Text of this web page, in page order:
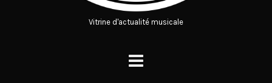
Vitrine d'actualité musicale